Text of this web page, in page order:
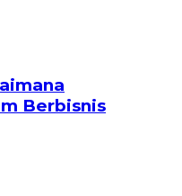
Berbisnis